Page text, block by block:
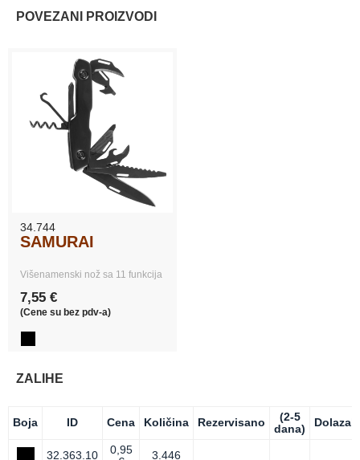
POVEZANI PROIZVODI
34.744
SAMURAI
Višenamenski nož sa 11 funkcija
7,55 €
(Cene su bez pdv-a)
ZALIHE
Boja ID Cena Količina Rezervisano
(2-5
dana)
Dolazak
32.363.10
0,95
3.446